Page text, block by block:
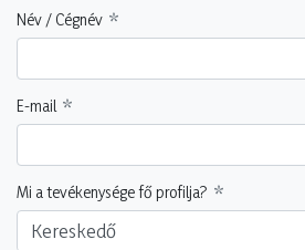
Név / Cégnév
E-mail
Mi a tevékenysége fő profilja?
Kereskedő